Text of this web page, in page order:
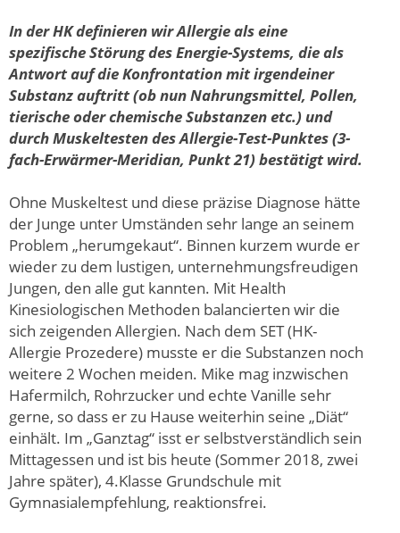
In der HK definieren wir Allergie als eine
spezifische Störung des Energie-Systems, die als
Antwort auf die Konfrontation mit irgendeiner
Substanz auftritt (ob nun Nahrungsmittel, Pollen,
tierische oder chemische Substanzen etc.) und
durch Muskeltesten des Allergie-Test-Punktes (3-
fach-Erwärmer-Meridian, Punkt 21) bestätigt wird.
Ohne Muskeltest und diese präzise Diagnose hätte
der Junge unter Umständen sehr lange an seinem
Problem „herumgekaut“. Binnen kurzem wurde er
wieder zu dem lustigen, unternehmungsfreudigen
Jungen, den alle gut kannten. Mit Health
Kinesiologischen Methoden balancierten wir die
sich zeigenden Allergien. Nach dem SET (HK-
Allergie Prozedere) musste er die Substanzen noch
weitere 2 Wochen meiden. Mike mag inzwischen
Hafermilch, Rohrzucker und echte Vanille sehr
gerne, so dass er zu Hause weiterhin seine „Diät“
einhält. Im „Ganztag“ isst er selbstverständlich sein
Mittagessen und ist bis heute (Sommer 2018, zwei
Jahre später), 4.Klasse Grundschule mit
Gymnasialempfehlung, reaktionsfrei.